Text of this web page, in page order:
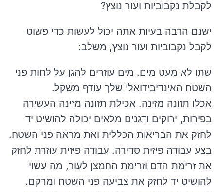
לקבלת נקבוביות ועור נוצץ?
ישנם הרבה בעיות אתה יכול לעשות כדי פשוט
לקבל נקבוביות ועור נוצץ, משלב:
שתו לא מעט מים. מים עוזרים להגן על לחות פני
השטח האינדיבידואלי שלך עודף משקל.
אכלו תזונה מזינה. אכילת תזונה מזינה העשירה
בפירות, ירוקים ודגנים מלאים יכולה להושיט יד
לחזק את הבריאות הכללית ואת מראה פני השטח.
בצע עבודה פיזית סדירה. עבודה פיזית עוזרת לחזק
את זרימת הדם וזרימת החמצן לעור, מה עשוי
להושיט יד לחזק את צביעה פני השטח ומרקם.